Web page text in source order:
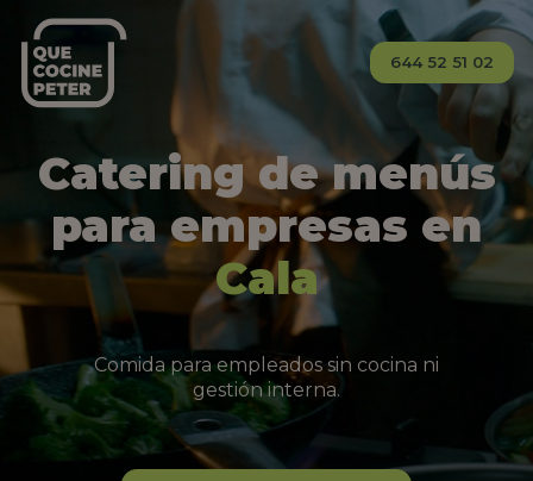
644 52 51 02
Catering de menús
para empresas en
Cala
Comida para empleados sin cocina ni
gestión interna.